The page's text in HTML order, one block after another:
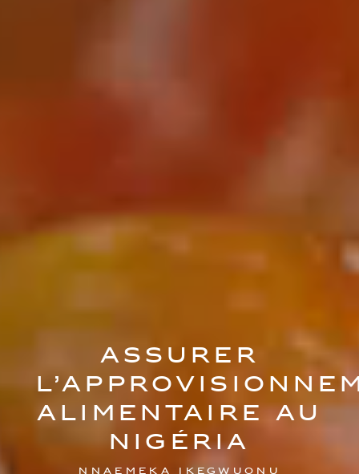
Assurer
alimentaire au
Nigéria